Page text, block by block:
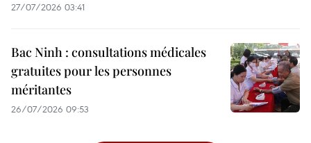
27/07/2026 03:41
Bac Ninh : consultations médicales
gratuites pour les personnes
méritantes
26/07/2026 09:53